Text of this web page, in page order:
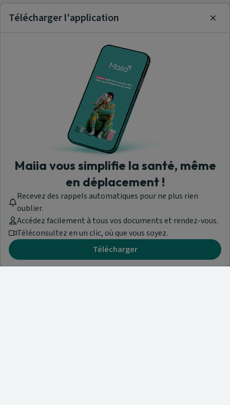
Télécharger l'application
Maiia vous simplifie la santé, même
en déplacement !
Recevez des rappels automatiques pour ne plus rien
oublier.
Accédez facilement à tous vos documents et rendez-vous.
Téléconsultez en un clic, où que vous soyez.
Télécharger